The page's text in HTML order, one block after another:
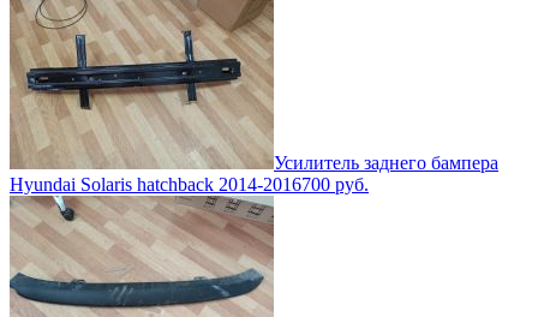
Усилитель заднего бампера
Hyundai Solaris hatchback 2014-2016700 руб.